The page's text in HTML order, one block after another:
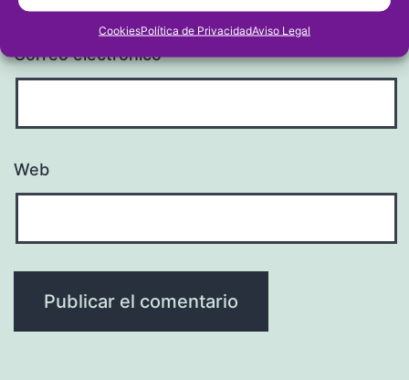
CookiesPolítica de PrivacidadAviso Legal
Correo electrónico*
Web